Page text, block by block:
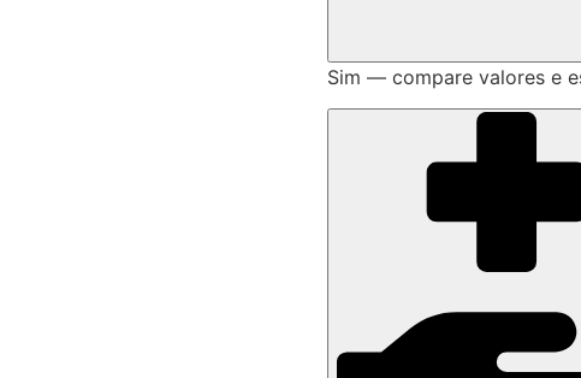
Sim — compare valores e